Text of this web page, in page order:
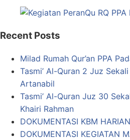
Recent Posts
Milad Rumah Qur’an PPA
Tasmi’ Al-Quran 2 Juz
Artanabil
Tasmi’ Al-Quran Juz 30
Khairi Rahman
DOKUMENTASI KBM
DOKUMENTASI KEGIATAN